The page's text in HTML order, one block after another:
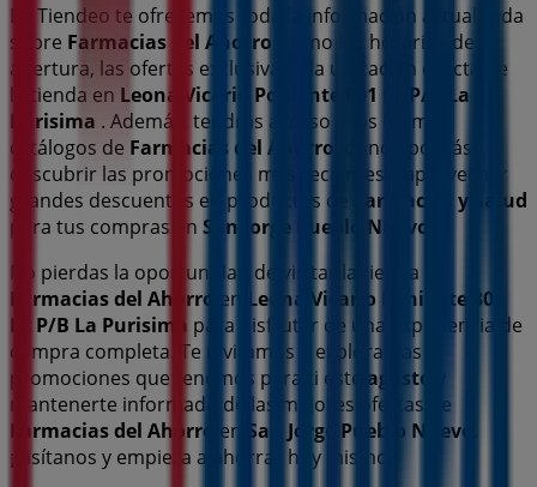
En Tiendeo te ofrecemos toda la información actualizada
sobre Farmacias del Ahorro , como los horarios de
apertura, las ofertas exclusivas y la ubicación exacta de
la tienda en Leona Vicario Poniente 801 L1 P/B La
Purisima . Además, tendrás acceso a los últimos
catálogos de Farmacias del Ahorro , donde podrás
descubrir las promociones más recientes y aprovechar
grandes descuentos en productos de
Farmacias y Salud
para tus compras en San Jorge Pueblo Nuevo
No pierdas la oportunidad de visitar la tienda de
Farmacias del Ahorro en Leona Vicario Poniente 801
L1 P/B La Purisima para disfrutar de una experiencia de
compra completa. Te invitamos a explorar las
promociones que tenemos para ti este agosto
mantenerte informado de las mejores ofertas de
Farmacias del Ahorro
en San Jorge Pueblo Nuevo
¡Visítanos y empieza a ahorrar hoy mismo!